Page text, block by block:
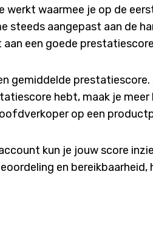
werkt waarmee je op de
steeds aangepast aan de
een goede
gemiddelde prestatiescore.
hebt, maak je
op een
kun je jouw score
en bereikbaarheid,